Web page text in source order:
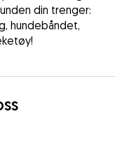
din trenger:
hundebåndet,